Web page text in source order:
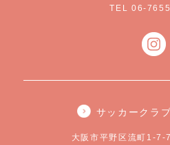
TEL 06-
サッカークラ
大阪市平野区流町1-